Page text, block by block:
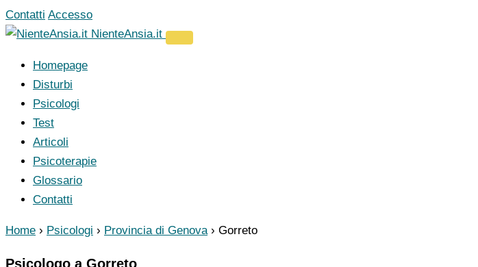
Vai
al
Contatti Accesso
NienteAnsia.it
Homepage
Disturbi
Psicologi
Test
Articoli
Psicoterapie
Glossario
Contatti
Home › Psicologi › Provincia di Genova › Gorreto
Psicologo a Gorreto